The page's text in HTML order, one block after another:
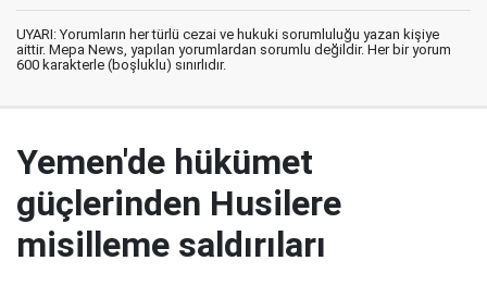
UYARI: Yorumların her türlü cezai ve hukuki sorumluluğu yazan kişiye
aittir. Mepa News, yapılan yorumlardan sorumlu değildir. Her bir yorum
600 karakterle (boşluklu) sınırlıdır.
Yemen'de hükümet
güçlerinden Husilere
misilleme saldırıları